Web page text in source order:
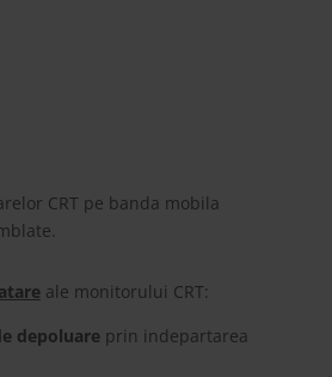
CRT pe banda mobila
ale monitorului CRT:
depoluareprin indepartarea